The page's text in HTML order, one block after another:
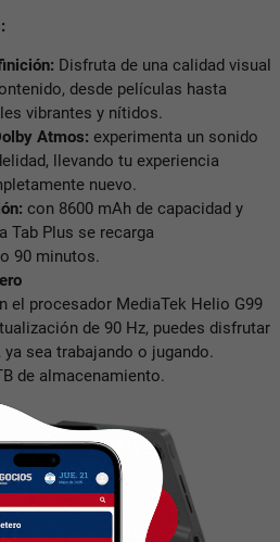
Disfruta de una calidad visual
desde películas hasta
vibrantes y nítidos.
Atmos: experimenta un sonido
llevando tu experiencia
nuevo.
con 8600 mAh de capacidad y
Tab Plus se recarga
90 minutos.
el procesador MediaTek Helio G99
de 90 Hz, puedes disfrutar
sea trabajando o jugando.
de almacenamiento.